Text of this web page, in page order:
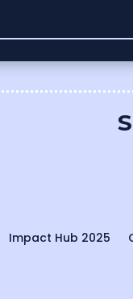
Impact Hub 2025